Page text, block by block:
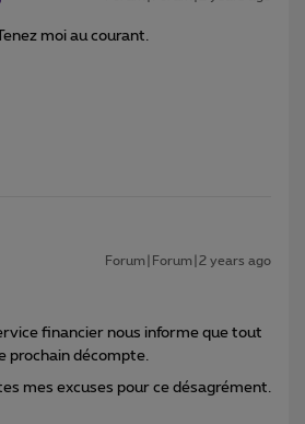
moi au courant.
Forum|Forum|2 years ago
financier nous informe que tout
prochain décompte.
mes excuses pour ce désagrément.